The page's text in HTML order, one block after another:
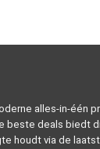
alles-in-één
beste deals biedt
houdt via de